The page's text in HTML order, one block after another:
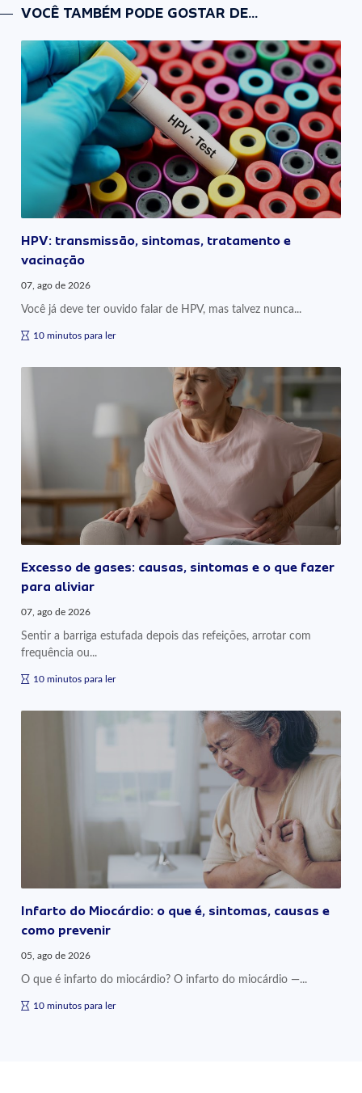
VOCÊ TAMBÉM PODE GOSTAR DE...
HPV: transmissão, sintomas, tratamento e
vacinação
07, ago de 2026
Você já deve ter ouvido falar de HPV, mas talvez nunca...
10 minutos para ler
Excesso de gases: causas, sintomas e o que fazer
para aliviar
07, ago de 2026
Sentir a barriga estufada depois das refeições, arrotar com
frequência ou...
10 minutos para ler
Infarto do Miocárdio: o que é, sintomas, causas e
como prevenir
05, ago de 2026
O que é infarto do miocárdio? O infarto do miocárdio —...
10 minutos para ler